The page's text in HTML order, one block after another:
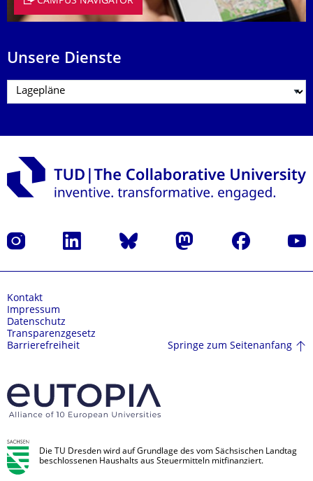
Unsere Dienste
Instagram LinkedIn Bluesky Mastodon Facebook
Kontakt
Impressum
Datenschutz
Transparenzgesetz
Barrierefreiheit
Springe zum Seitenanfang
Die TU Dresden wird auf Grundlage des vom Sächsischen Landtag
beschlossenen Haushalts aus Steuermitteln mitfinanziert.